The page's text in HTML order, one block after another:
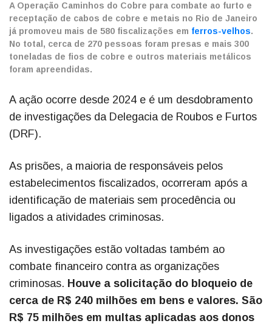
A Operação Caminhos do Cobre para combate ao furto e
receptação de cabos de cobre e metais no Rio de Janeiro
já promoveu mais de 580 fiscalizações em ferros-velhos.
No total, cerca de 270 pessoas foram presas e mais 300
toneladas de fios de cobre e outros materiais metálicos
foram apreendidas.
A ação ocorre desde 2024 e é um desdobramento
de investigações da Delegacia de Roubos e Furtos
(DRF).
As prisões, a maioria de responsáveis pelos
estabelecimentos fiscalizados, ocorreram após a
identificação de materiais sem procedência ou
ligados a atividades criminosas.
As investigações estão voltadas também ao
combate financeiro contra as organizações
criminosas. Houve a solicitação do bloqueio de
cerca de R$ 240 milhões em bens e valores. São
R$ 75 milhões em multas aplicadas aos donos